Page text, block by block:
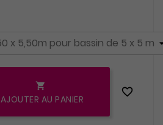

AJOUTER AU PANIER
